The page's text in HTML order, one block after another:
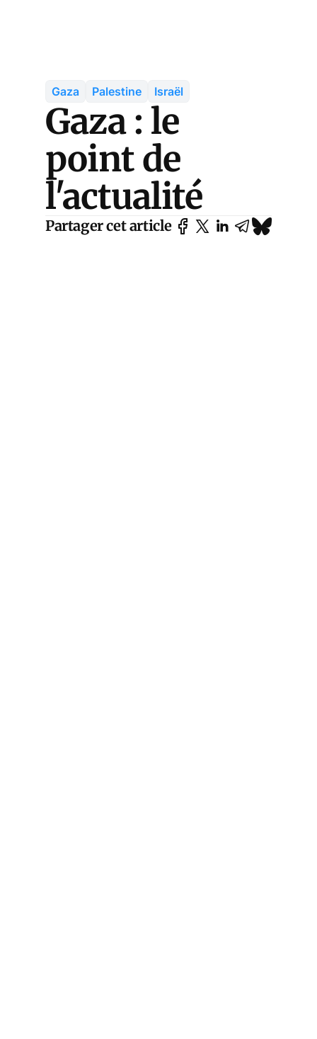
Gaza Palestine Israël
Gaza : le
point de
l'actualité
Partager cet article